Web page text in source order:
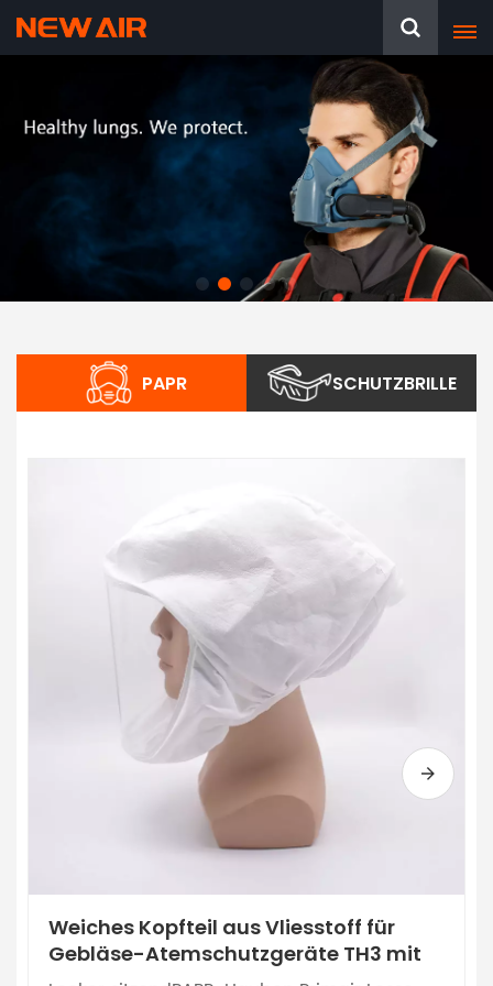
PAPR SCHUTZBRILLE
Kopfteil für Gebläse-
Atemschutzgeräte TH3 mit Schlauch
Fabrik-Schutzbrille Männer Frauen
Augenschutz Anti-Schlag-Brille
Weiches Kopfteil aus Vliesstoff für
Gebläse-Atemschutzgeräte TH3 mit
Schlauch